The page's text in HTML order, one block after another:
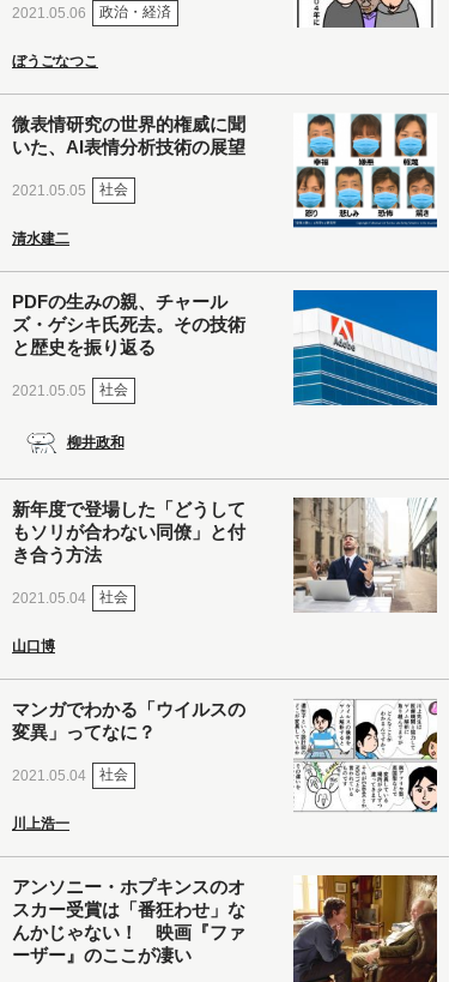
2021.05.06 政治・経済
ぼうごなつこ
微表情研究の世界的権威に聞
いた、AI表情分析技術の展望
2021.05.05 社会
清水建二
PDFの生みの親、チャール
ズ・ゲシキ氏死去。その技術
と歴史を振り返る
2021.05.05 社会
柳井政和
新年度で登場した「どうして
もソリが合わない同僚」と付
き合う方法
2021.05.04 社会
山口博
マンガでわかる「ウイルスの
変異」ってなに？
2021.05.04 社会
川上浩一
アンソニー・ホプキンスのオ
スカー受賞は「番狂わせ」な
んかじゃない！ 映画『ファ
ーザー』のここが凄い